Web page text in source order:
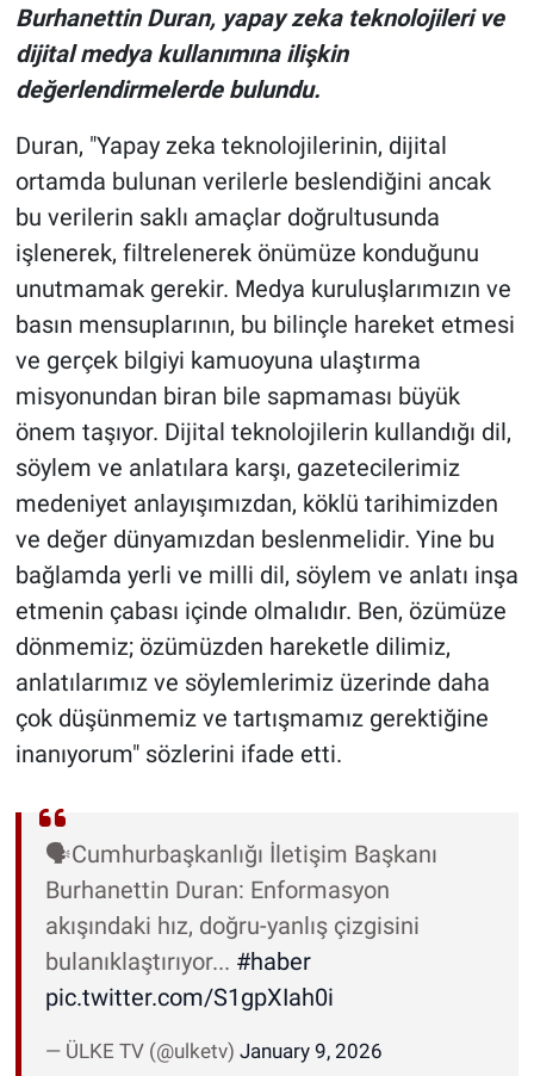
Burhanettin Duran, yapay zeka teknolojileri ve
dijital medya kullanımına ilişkin
değerlendirmelerde bulundu.
Duran, "Yapay zeka teknolojilerinin, dijital
ortamda bulunan verilerle beslendiğini ancak
bu verilerin saklı amaçlar doğrultusunda
işlenerek, filtrelenerek önümüze konduğunu
unutmamak gerekir. Medya kuruluşlarımızın ve
basın mensuplarının, bu bilinçle hareket etmesi
ve gerçek bilgiyi kamuoyuna ulaştırma
misyonundan biran bile sapmaması büyük
önem taşıyor. Dijital teknolojilerin kullandığı dil,
söylem ve anlatılara karşı, gazetecilerimiz
medeniyet anlayışımızdan, köklü tarihimizden
ve değer dünyamızdan beslenmelidir. Yine bu
bağlamda yerli ve milli dil, söylem ve anlatı inşa
etmenin çabası içinde olmalıdır. Ben, özümüze
dönmemiz; özümüzden hareketle dilimiz,
anlatılarımız ve söylemlerimiz üzerinde daha
çok düşünmemiz ve tartışmamız gerektiğine
inanıyorum" sözlerini ifade etti.
🗣️Cumhurbaşkanlığı İletişim Başkanı
Burhanettin Duran: Enformasyon
akışındaki hız, doğru-yanlış çizgisini
bulanıklaştırıyor... #haber
pic.twitter.com/S1gpXIah0i
— ÜLKE TV (@ulketv) January 9, 2026